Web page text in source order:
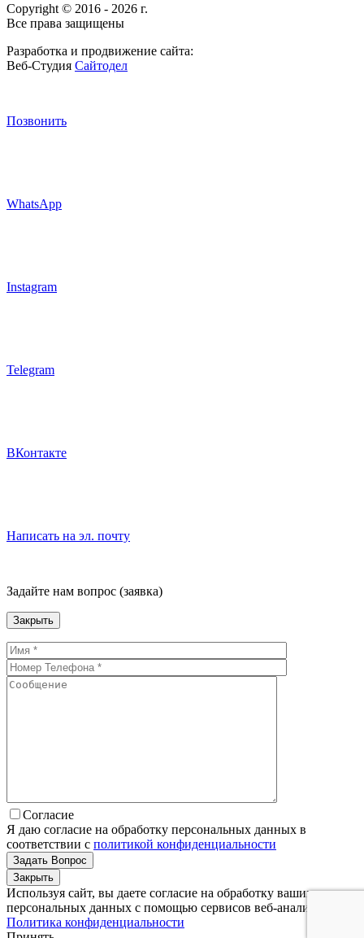
Copyright © 2016 - 2026 г.
Все права защищены
Разработка и продвижение сайта:
Веб-Студия Сайтодел
Позвонить
WhatsApp
Instagram
Telegram
ВКонтакте
Написать на эл. почту
Задайте нам вопрос (заявка)
Закрыть
Согласие
Я даю согласие на обработку персональных данных в
соответствии с политикой конфиденциальности
Закрыть
Используя сайт, вы даете согласие на обработку ваших
персональных данных с помощью сервисов веб-аналитики.
Политика конфиденциальности